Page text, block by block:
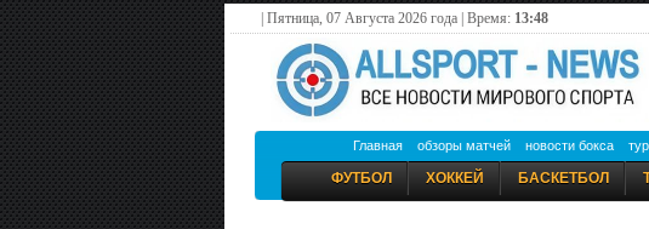
| Пятница, 07 Августа 2026 года | Время: 13:48
Главная обзоры матчей новости бокса
ФУТБОЛ ХОККЕЙ БАСКЕТБОЛ